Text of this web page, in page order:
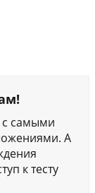
с самыми
А
к тесту